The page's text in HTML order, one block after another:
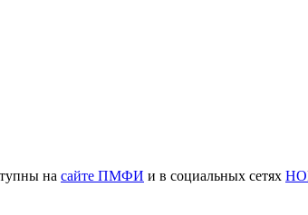
на сайте ПМФИ и в социальных сетях